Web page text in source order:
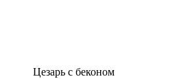
Цезарь с беконом